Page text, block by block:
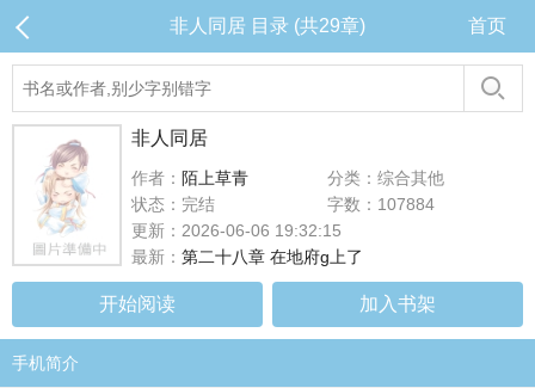
非人同居 目录 (共29章) 首页
非人同居
作者： 陌上草青
分类：综合其他
状态：完结
字数：107884
更新：2026-06-06 19:32:15
最新： 第二十八章 在地府g上了
开始阅读 加入书架
手机简介